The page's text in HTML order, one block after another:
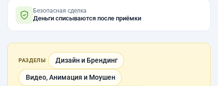
Безопасная сделка
Деньги списываются после приёмки
РАЗДЕЛЫ Дизайн и Брендинг
Видео, Анимация и Моушен